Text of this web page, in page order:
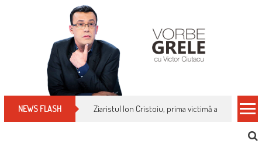
NEWS FLASH Ziaristul Ion Cristoiu, prima victimă a noi